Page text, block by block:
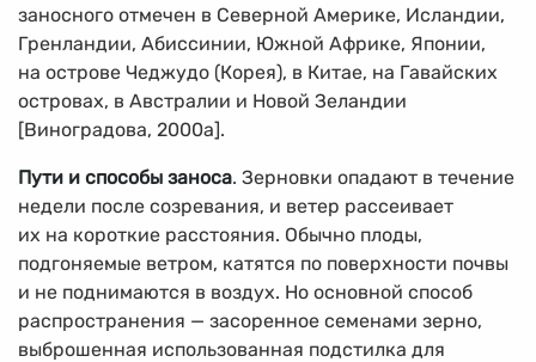
заносного отмечен в Северной Америке, Исландии,
Гренландии, Абиссинии, Южной Африке, Японии,
на острове Чеджудо (Корея), в Китае, на Гавайских
островах, в Австралии и Новой Зеландии
[Виноградова, 2000а].
Пути и способы заноса. Зерновки опадают в течение
недели после созревания, и ветер рассеивает
их на короткие расстояния. Обычно плоды,
подгоняемые ветром, катятся по поверхности почвы
и не поднимаются в воздух. Но основной способ
распространения — засоренное семенами зерно,
выброшенная использованная подстилка для